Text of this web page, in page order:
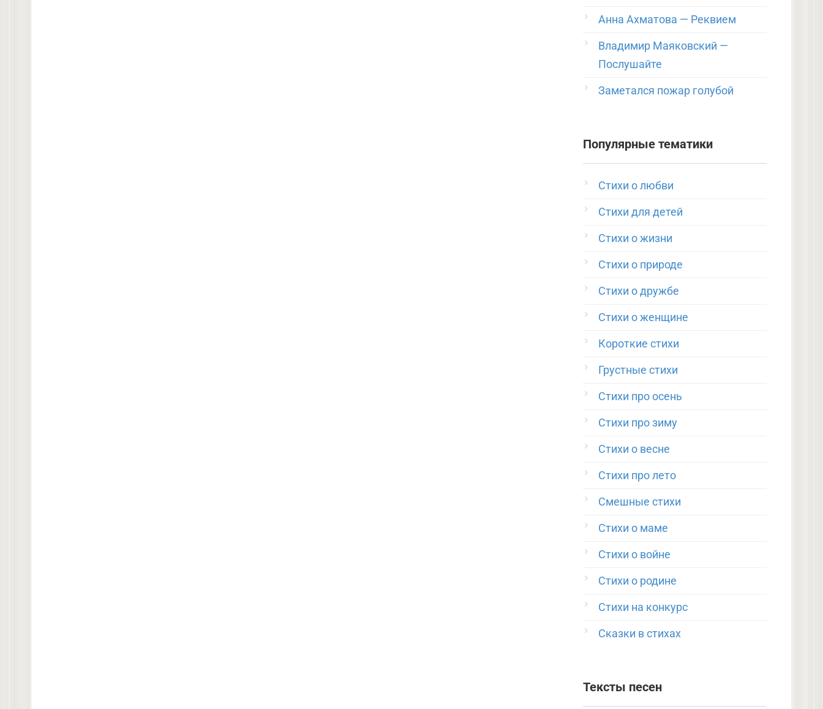
Анна Ахматова — Реквием
Владимир Маяковский —
Послушайте
Заметался пожар голубой
Популярные тематики
Стихи о любви
Стихи для детей
Стихи о жизни
Стихи о природе
Стихи о дружбе
Стихи о женщине
Короткие стихи
Грустные стихи
Стихи про осень
Стихи про зиму
Стихи о весне
Стихи про лето
Смешные стихи
Стихи о маме
Стихи о войне
Стихи о родине
Стихи на конкурс
Сказки в стихах
Тексты песен